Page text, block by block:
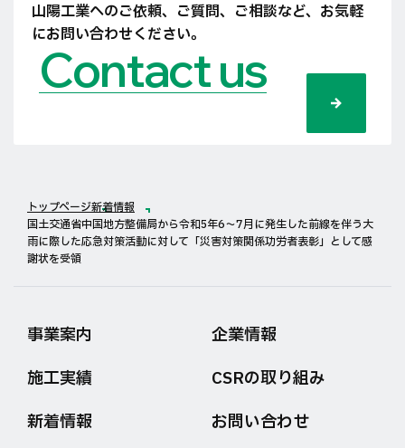
山陽工業へのご依頼、ご質問、ご相談など、 お気軽
にお問い合わせください。
Contact us
トップページ新着情報
国土交通省中国地方整備局から令和5年6〜7月に発生した前線を伴う大
雨に際した応急対策活動に対して「災害対策関係功労者表彰」として感
謝状を受領
事業案内
企業情報
施工実績
CSRの取り組み
新着情報
お問い合わせ